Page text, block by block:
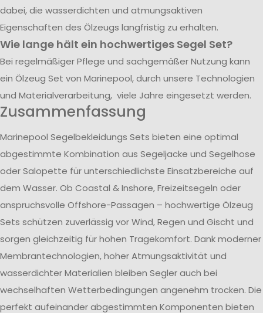
dabei, die wasserdichten und atmungsaktiven
Eigenschaften des Ölzeugs langfristig zu erhalten.
Wie lange hält ein hochwertiges Segel Set?
Bei regelmäßiger Pflege und sachgemäßer Nutzung kann
ein Ölzeug Set von Marinepool, durch unsere Technologien
und Materialverarbeitung, viele Jahre eingesetzt werden.
Zusammenfassung
Marinepool Segelbekleidungs Sets bieten eine optimal
abgestimmte Kombination aus Segeljacke und Segelhose
oder Salopette für unterschiedlichste Einsatzbereiche auf
dem Wasser. Ob Coastal & Inshore, Freizeitsegeln oder
anspruchsvolle Offshore-Passagen – hochwertige Ölzeug
Sets schützen zuverlässig vor Wind, Regen und Gischt und
sorgen gleichzeitig für hohen Tragekomfort. Dank moderner
Membrantechnologien, hoher Atmungsaktivität und
wasserdichter Materialien bleiben Segler auch bei
wechselhaften Wetterbedingungen angenehm trocken. Die
perfekt aufeinander abgestimmten Komponenten bieten